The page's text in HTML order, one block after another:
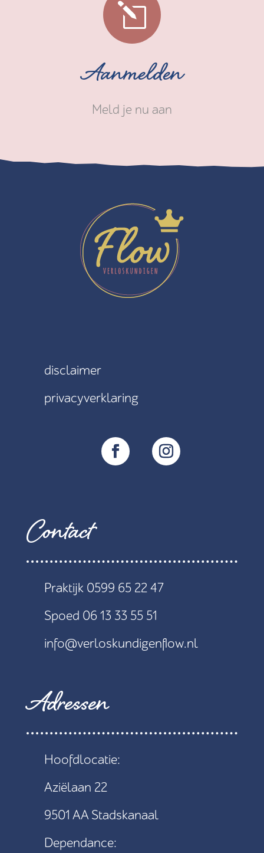
l
Aanmelden
Meld je nu aan
disclaimer
privacyverklaring
Contact
Praktijk 0599 65 22 47
Spoed 06 13 33 55 51
info@verloskundigenflow.nl
Adressen
Hoofdlocatie:
Aziëlaan 22
9501 AA Stadskanaal
Dependance: